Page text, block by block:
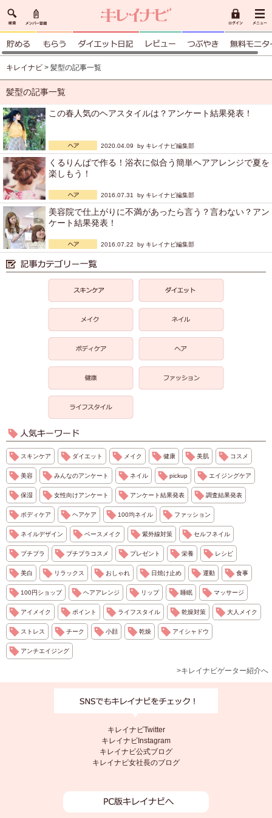
キレイナビ > 髪型の記事一覧
髪型の記事一覧
この春人気のヘアスタイルは？アンケート結果発表！
2020.04.09 by キレイナビ編集部
くるりんぱで作る！浴衣に似合う簡単ヘアアレンジで夏を
楽しもう！
2016.07.31 by キレイナビ編集部
美容院で仕上がりに不満があったら言う？言わない？アン
ケート結果発表！
2016.07.22 by キレイナビ編集部
スキンケア ダイエット メイク 健康 美肌 コスメ
美容 みんなのアンケート ネイル pickup エイジングケア
保湿 女性向けアンケート アンケート結果発表 調査結果発表
ボディケア ヘアケア 100均ネイル ファッション
ネイルデザイン ベースメイク 紫外線対策 セルフネイル
プチプラ プチプラコスメ プレゼント 栄養 レシピ
美白 リラックス おしゃれ 日焼け止め 運動 食事
100円ショップ ヘアアレンジ リップ 睡眠 マッサージ
アイメイク ポイント ライフスタイル 乾燥対策 大人メイク
ストレス チーク 小顔 乾燥 アイシャドウ
アンチエイジング
>キレイナビゲーター紹介へ
キレイナビTwitter
キレイナビInstagram
キレイナビ公式ブログ
キレイナビ女社長のブログ